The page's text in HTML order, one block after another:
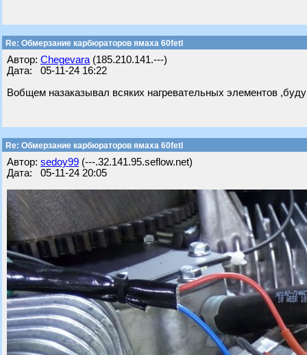
Re: Обмерзание карбюраторов ямаха 60fetl
Автор: Chegevara (185.210.141.---)
Дата: 05-11-24 16:22
Вобщем назаказывал всяких нагревательных элементов
Re: Обмерзание карбюраторов ямаха 60fetl
Автор: sedoy99 (---.32.141.95.seflow.net)
Дата: 05-11-24 20:05